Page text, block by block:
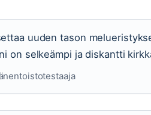
uuden tason
on selkeämpi ja diskantti